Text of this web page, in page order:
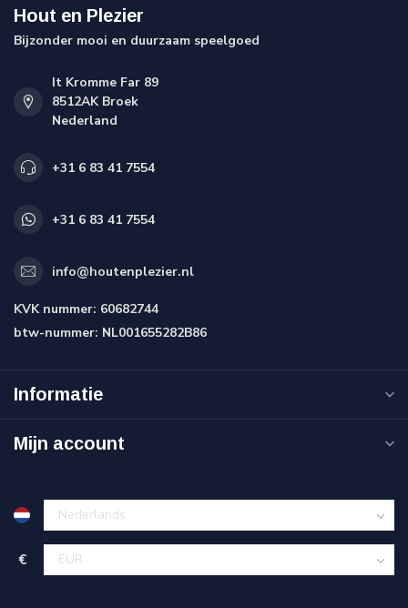
Hout en Plezier
Bijzonder mooi en duurzaam speelgoed
It Kromme Far 89
8512AK Broek
Nederland
+31 6 83 41 7554
+31 6 83 41 7554
info@houtenplezier.nl
KVK nummer: 60682744
btw-nummer: NL001655282B86
Informatie
Mijn account
€